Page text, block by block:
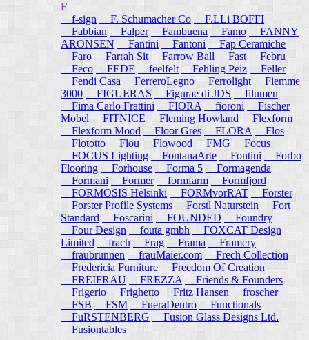
F
f-sign
F. Schumacher Co
F.LLi BOFFI
Fabbian
Falper Fambuena Famo
FANNY
ARONSEN
Fantini Fantoni
Fap Ceramiche
Faro
Farrah Sit Farrow Ball Fast
Febru
Feco
FEDE feelfelt Fehling Peiz
Feller
Fendi Casa
FerreroLegno Ferrolight
Fiemme
3000
FIGUERAS Figurae di JDS
filumen
Fima Carlo Frattini
FIORA fioroni
Fischer
Mobel
FITNICE Fleming Howland
Flexform
Flexform Mood
Floor Gres FLORA
Flos
Flototto
Flou Flowood FMG
Focus
FOCUS Lighting
FontanaArte Fontini
Forbo
Flooring
Forhouse Forma 5
Formagenda
Formani
Former formfarm
Formfjord
FORMOSIS Helsinki
FORMvorRAT
Forster
Forster Profile Systems
Forstl Naturstein
Fort
Standard
Foscarini FOUNDED
Foundry
Four Design
fouta gmbh
FOXCAT Design
Limited
frach Frag Frama
Framery
fraubrunnen
frauMaier.com
Frech Collection
Fredericia Furniture
Freedom Of Creation
FREIFRAU
FREZZA
Friends & Founders
Frigerio
Frighetto Fritz Hansen
froscher
FSB
FSM FueraDentro
Functionals
FuRSTENBERG
Fusion Glass Designs Ltd.
Fusiontables